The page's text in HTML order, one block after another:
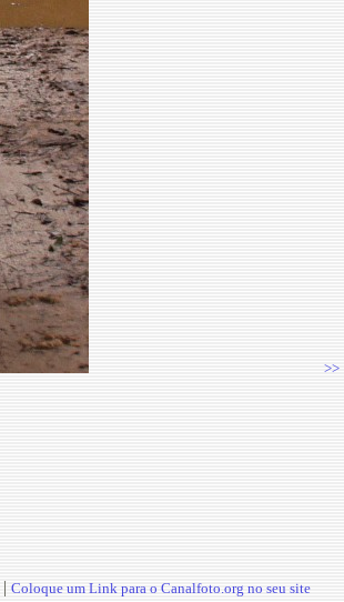
>>
| Coloque um Link para o Canalfoto.org no seu site